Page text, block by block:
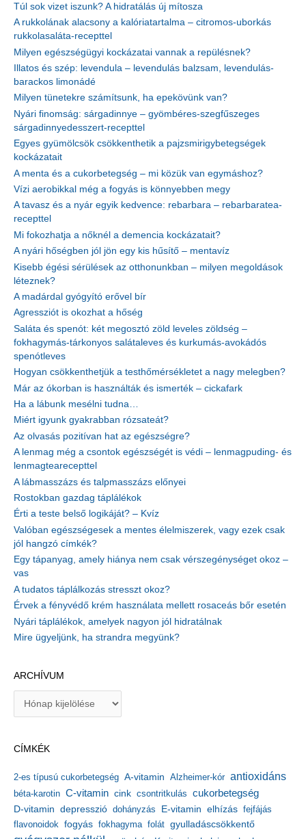
Túl sok vizet iszunk? A hidratálás új mítosza
A rukkolának alacsony a kalóriatartalma – citromos-uborkás
rukkolasaláta-recepttel
Milyen egészségügyi kockázatai vannak a repülésnek?
Illatos és szép: levendula – levendulás balzsam, levendulás-
barackos limonádé
Milyen tünetekre számítsunk, ha epekövünk van?
Nyári finomság: sárgadinnye – gyömbéres-szegfűszeges
sárgadinnyedesszert-recepttel
Egyes gyümölcsök csökkenthetik a pajzsmirigybetegségek
kockázatait
A menta és a cukorbetegség – mi közük van egymáshoz?
Vízi aerobikkal még a fogyás is könnyebben megy
A tavasz és a nyár egyik kedvence: rebarbara – rebarbaratea-
recepttel
Mi fokozhatja a nőknél a demencia kockázatait?
A nyári hőségben jól jön egy kis hűsítő – mentavíz
Kisebb égési sérülések az otthonunkban – milyen megoldások
léteznek?
A madárdal gyógyító erővel bír
Agressziót is okozhat a hőség
Saláta és spenót: két megosztó zöld leveles zöldség –
fokhagymás-tárkonyos salátaleves és kurkumás-avokádós
spenótleves
Hogyan csökkenthetjük a testhőmérsékletet a nagy melegben?
Már az ókorban is használták és ismerték – cickafark
Ha a lábunk mesélni tudna…
Miért igyunk gyakrabban rózsateát?
Az olvasás pozitívan hat az egészségre?
A lenmag még a csontok egészségét is védi – lenmagpuding- és
lenmagtearecepttel
A lábmasszázs és talpmasszázs előnyei
Rostokban gazdag táplálékok
Érti a teste belső logikáját? – Kvíz
Valóban egészségesek a mentes élelmiszerek, vagy ezek csak
jól hangzó címkék?
Egy tápanyag, amely hiánya nem csak vérszegénységet okoz –
vas
A tudatos táplálkozás stresszt okoz?
Érvek a fényvédő krém használata mellett rosaceás bőr esetén
Nyári táplálékok, amelyek nagyon jól hidratálnak
Mire ügyeljünk, ha strandra megyünk?
ARCHÍVUM
í
u
m
CÍMKÉK
2-es típusú cukorbetegség A-vitamin Alzheimer-kór antioxidáns
béta-karotin C-vitamin cink csontritkulás cukorbetegség
D-vitamin depresszió dohányzás E-vitamin elhízás fejfájás
flavonoidok fogyás fokhagyma folát gyulladáscsökkentő